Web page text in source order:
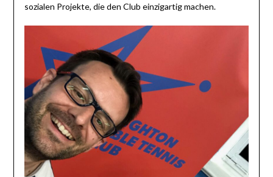
sozialen Projekte, die den Club einzigartig machen.